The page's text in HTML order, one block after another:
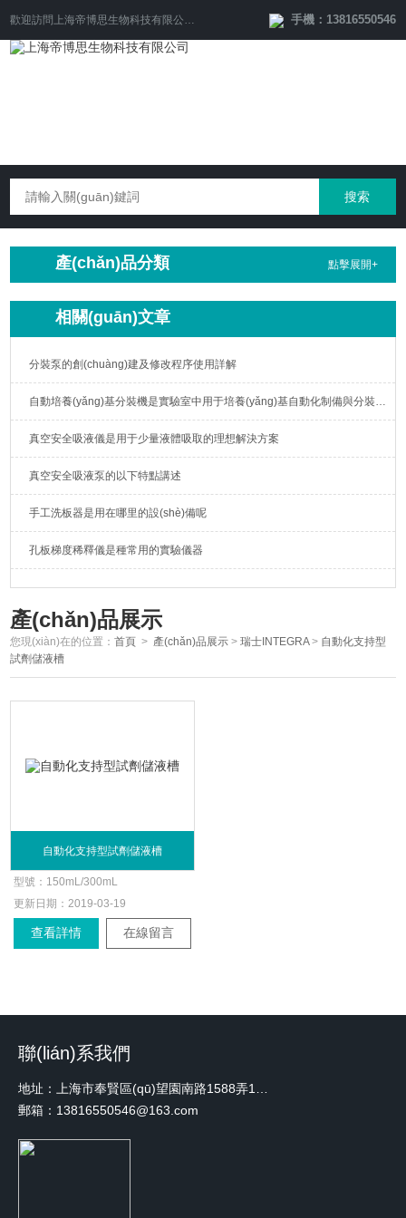
歡迎訪問 上海帝博思生物科技有限公司 手機：13816550546
產(chǎn)品分類 點擊展開+
相關(guān)文章
分裝泵的創(chuàng)建及修改程序使用詳解
自動培養(yǎng)基分裝機是實驗室中用于培養(yǎng)基自動化制備與分裝的重要設(shè)備
真空安全吸液儀是用于少量液體吸取的理想解決方案
真空安全吸液泵的以下特點講述
手工洗板器是用在哪里的設(shè)備呢
孔板梯度稀釋儀是種常用的實驗儀器
產(chǎn)品展示
您現(xiàn)在的位置：首頁 > 產(chǎn)品展示 >瑞士INTEGRA> 自動化支持型
試劑儲液槽
自動化支持型試劑儲液槽
型號： 150mL/300mL
更新日期：2019-03-19
查看詳情 在線留言
聯(lián)系我們
郵箱：13816550546@163.com